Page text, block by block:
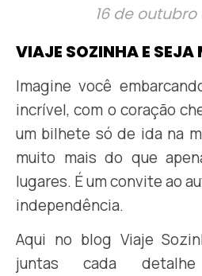
16 de
VIAJE SOZINHA E SEJA
Imagine você
incrível, com o coração
um bilhete só de ida na
muito mais do que
lugares. É um convite ao
independência.
Aqui no blog Viaje
juntas cada